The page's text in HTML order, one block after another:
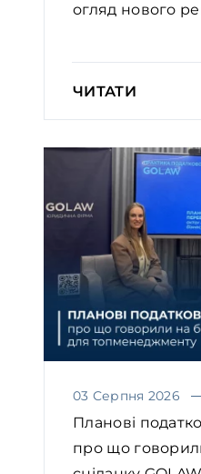
огляд нового
ЧИТАТИ
03 Серпня 2026
Планові
про що